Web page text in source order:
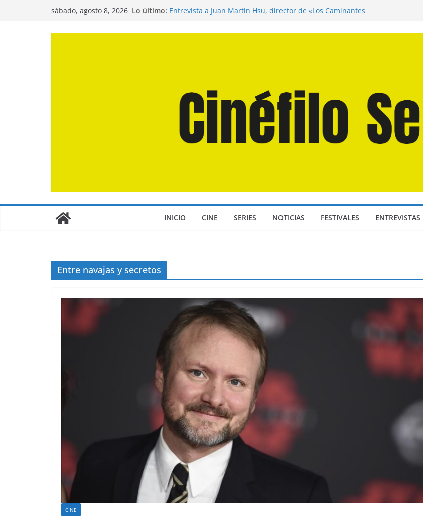
sábado, agosto 8, 2026 Lo último: Entrevista a Juan Martín Hsu, director de «Los Caminantes
INICIO CINE SERIES NOTICIAS FESTIVALES ENTREVISTAS
Entre navajas y secretos
CINE